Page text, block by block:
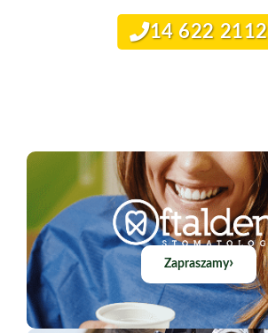
14 622 2112
Zapraszamy›